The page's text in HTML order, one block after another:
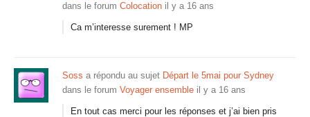
dans le forum Colocation il y a 16 ans
Ca m’interesse surement ! MP
Soss a répondu au sujet Départ le 5mai pour Sydney
dans le forum Voyager ensemble il y a 16 ans
En tout cas merci pour les réponses et j’ai bien pris